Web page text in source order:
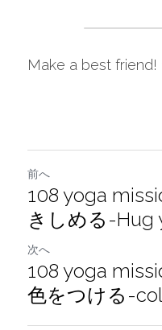
Make a best friend!
前へ
108 yoga
きしめる-Hug
次へ
108 yoga
色をつける-